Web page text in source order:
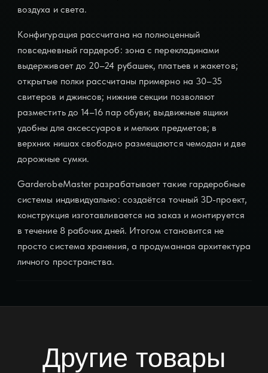
воздуха и света.
Конфигурация рассчитана на полноценный
повседневный гардероб: зона с перекладинами
выдерживает до 20–24 рубашек, платьев и жакетов;
открытые полки рассчитаны примерно на 30–35
свитеров и джинсов; нижние секции позволяют
разместить до 14–16 пар обуви; выдвижные ящики
удобны для аксессуаров и мелких предметов; в
верхних нишах свободно размещаются чемодан и две
дорожные сумки.
GarderobeMaster разрабатывает такие гардеробные
системы индивидуально: создаётся точный 3D-проект,
конструкция изготавливается на заказ и монтируется
в течение 8 рабочих дней. Итогом становится не
просто система хранения, а продуманная архитектура
личного пространства.
Другие товары